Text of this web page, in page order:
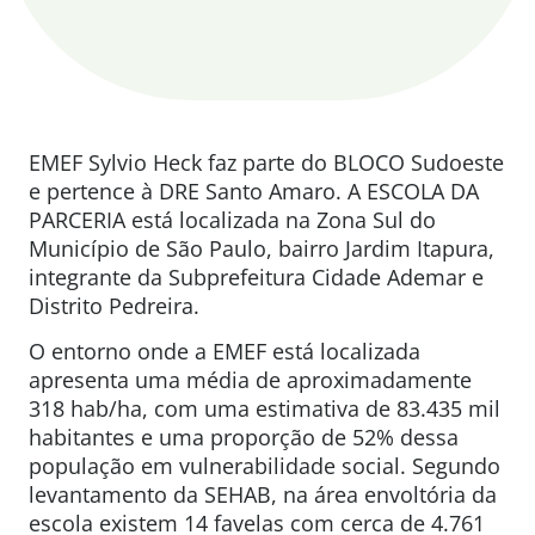
EMEF Sylvio Heck faz parte do BLOCO Sudoeste
e pertence à DRE Santo Amaro. A ESCOLA DA
PARCERIA está localizada na Zona Sul do
Município de São Paulo, bairro Jardim Itapura,
integrante da Subprefeitura Cidade Ademar e
Distrito Pedreira.
O entorno onde a EMEF está localizada
apresenta uma média de aproximadamente
318 hab/ha, com uma estimativa de 83.435 mil
habitantes e uma proporção de 52% dessa
população em vulnerabilidade social. Segundo
levantamento da SEHAB, na área envoltória da
escola existem 14 favelas com cerca de 4.761